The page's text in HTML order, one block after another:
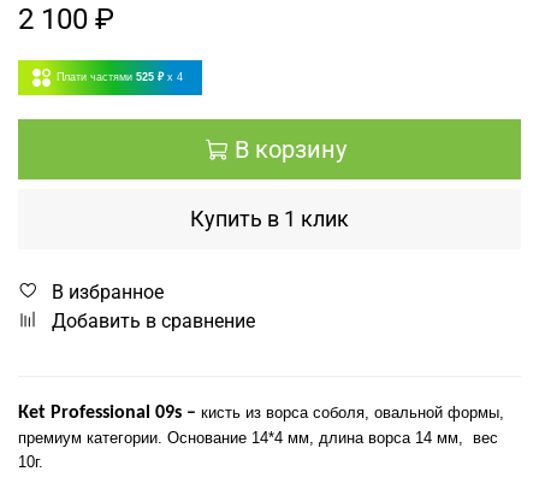
2 100 ₽
Плати частями 525 ₽ x 4
В корзину
Купить в 1 клик
В избранное
Добавить в сравнение
Кet Professional 09s – кисть из ворса соболя, овальной формы,
премиум категории. Основание 14*4 мм, длина ворса 14 мм, вес
10г.